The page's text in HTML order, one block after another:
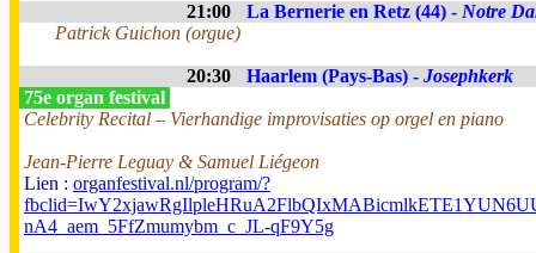
21:00 La Bernerie en Retz (44) - Notre
Patrick Guichon (orgue)
20:30 Haarlem (Pays-Bas) - Josephkerk
75e organ festival
Celebrity Recital – Vierhandige improvisaties op orgel en piano
Jean-Pierre Leguay & Samuel Liégeon
Lien : organfestival.nl/program/?
nA4_aem_5FfZmumybm_c_JL-qF9Y5g